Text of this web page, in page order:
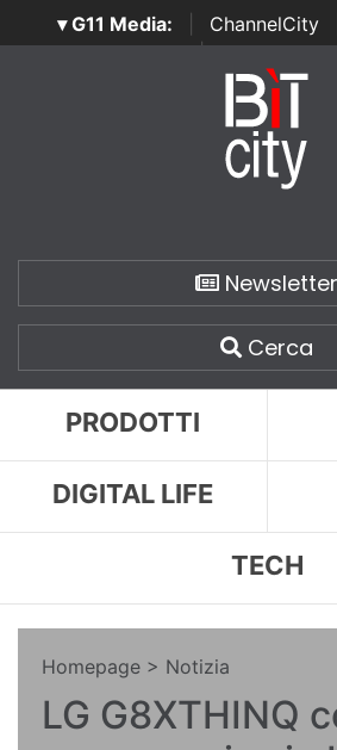
▾ G11 Media: ChannelCity
SecurityOpenLab | Italian
Italian
Newsletter
Cerca
PRODOTTI
DIGITAL LIFE
TECH
Homepage > Notizia
LG G8XTHINQ